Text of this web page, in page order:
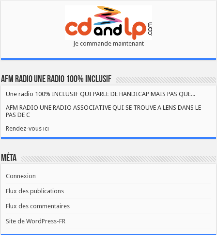
Je commande maintenant
AFM RADIO UNE RADIO 100% INCLUSIF
Une radio 100% INCLUSIF QUI PARLE DE HANDICAP MAIS PAS QUE...
AFM RADIO UNE RADIO ASSOCIATIVE QUI SE TROUVE A LENS DANS LE
PAS DE C
Rendez-vous ici
Méta
Connexion
Flux des publications
Flux des commentaires
Site de WordPress-FR